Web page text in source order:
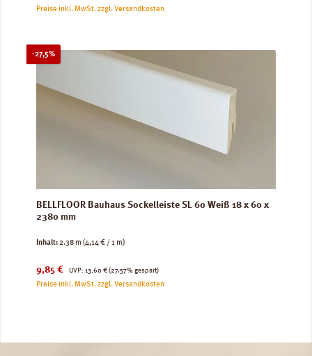
Preise inkl. MwSt. zzgl. Versandkosten
-27,5%Rabatt
BELLFLOOR Bauhaus Sockelleiste SL 60 Weiß 18 x 60 x
2380 mm
Inhalt:2.38 m (4,14 € / 1 m)
Verkaufspreis:
9,85 € UVP:
Regulärer Preis:
13,60 € (27.57% gespart)
Preise inkl. MwSt. zzgl. Versandkosten